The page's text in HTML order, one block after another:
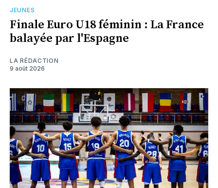
JEUNES
Finale Euro U18 féminin : La France
balayée par l'Espagne
LA RÉDACTION
9 août 2026